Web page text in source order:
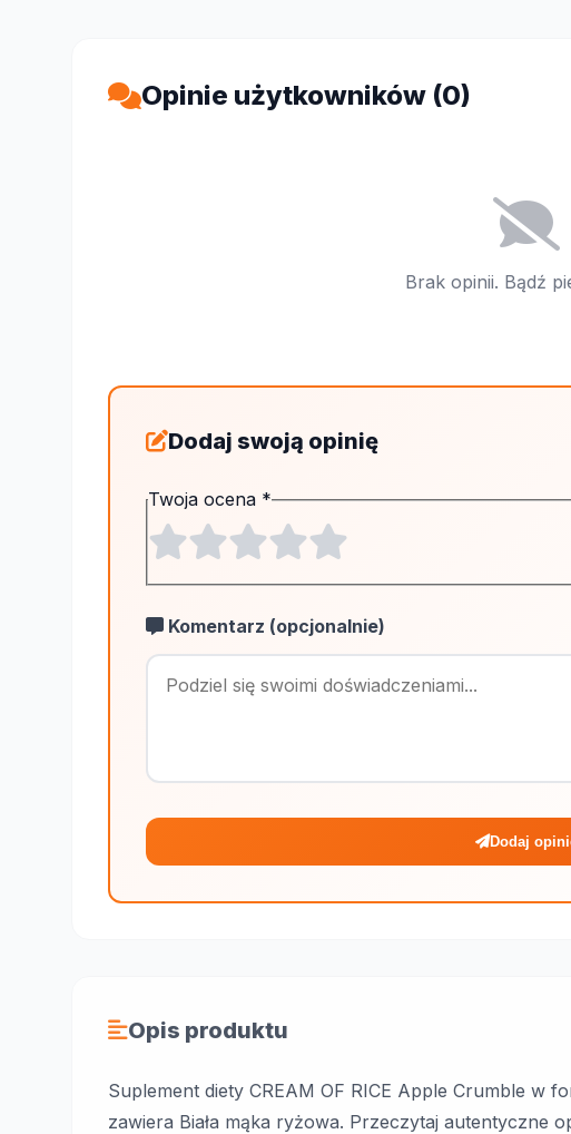
Opinie użytkowników (0)
Brak opinii. Bądź
Dodaj swoją opinię
Twoja ocena *
Komentarz (opcjonalnie)
Dodaj
Opis produktu
Suplement diety CREAM OF RICE Apple Crumble w
zawiera Biała mąka ryżowa. Przeczytaj autentyczne